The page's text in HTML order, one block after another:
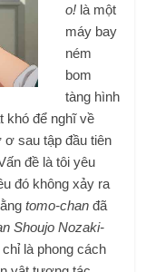
o! là một
máy bay
ném
bom
tàng hình
khó để nghĩ về
sau tập đầu tiên
đề là tôi yêu
đó không xảy ra
tomo-chan đã
Shoujo Nozaki-
là phong cách